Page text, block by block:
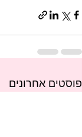
פוסטים אחרונים